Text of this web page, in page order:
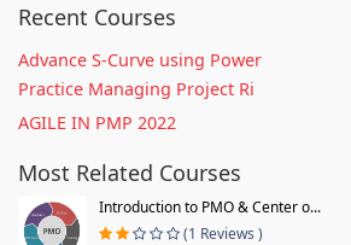
Recent Courses
Advance S-Curve using Power
Practice Managing Project Ri
AGILE IN PMP 2022
Most Related Courses
Introduction to PMO & Center o...
(1 Reviews )